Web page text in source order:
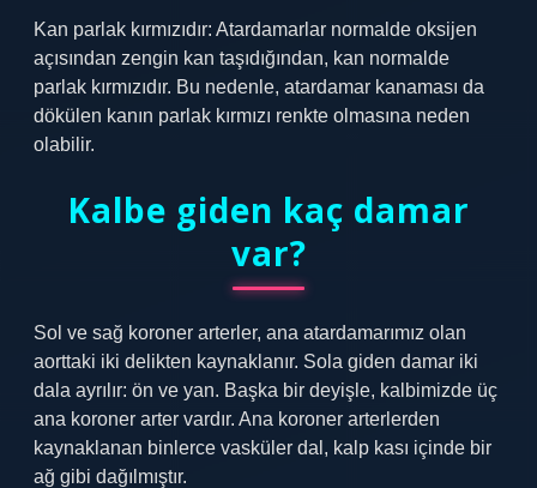
Kan parlak kırmızıdır: Atardamarlar normalde oksijen
açısından zengin kan taşıdığından, kan normalde
parlak kırmızıdır. Bu nedenle, atardamar kanaması da
dökülen kanın parlak kırmızı renkte olmasına neden
olabilir.
Kalbe giden kaç damar
var?
Sol ve sağ koroner arterler, ana atardamarımız olan
aorttaki iki delikten kaynaklanır. Sola giden damar iki
dala ayrılır: ön ve yan. Başka bir deyişle, kalbimizde üç
ana koroner arter vardır. Ana koroner arterlerden
kaynaklanan binlerce vasküler dal, kalp kası içinde bir
ağ gibi dağılmıştır.